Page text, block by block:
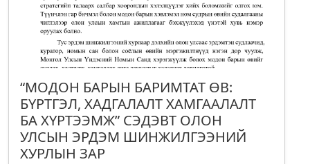
“МОДОН БАРЫН БАРИМТАТ ӨВ:
БҮРТГЭЛ, ХАДГАЛАЛТ ХАМГААЛАЛТ
БА ХҮРТЭЭМЖ” СЭДЭВТ ОЛОН
УЛСЫН ЭРДЭМ ШИНЖИЛГЭЭНИЙ
ХУРЛЫН ЗАР